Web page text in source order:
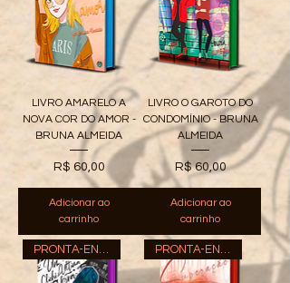
LIVRO AMARELO A
NOVA COR DO AMOR -
BRUNA ALMEIDA
Preço
R$ 60,00
Adicionar ao
carrinho
LIVRO O GAROTO DO
CONDOMÍNIO - BRUNA
ALMEIDA
Preço
R$ 60,00
Adicionar ao
carrinho
PRONTA-ENTREGA PRONTA-ENTREGA